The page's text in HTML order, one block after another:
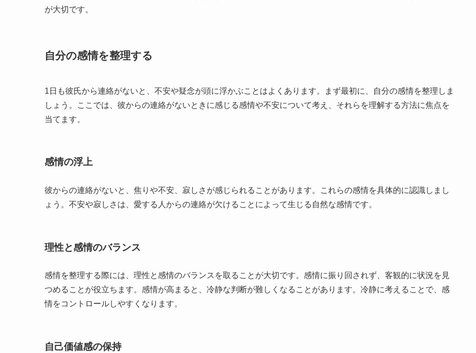
が大切です。
自分の感情を整理する
1日も彼氏から連絡がないと、不安や疑念が頭に浮かぶことはよくあります。まず最初に、自分の感情を整理しま
しょう。ここでは、彼からの連絡がないときに感じる感情や不安について考え、それらを理解する方法に焦点を
当てます。
感情の浮上
彼からの連絡がないと、焦りや不安、寂しさが感じられることがあります。これらの感情を具体的に認識しまし
ょう。不安や寂しさは、愛する人からの連絡が欠けることによって生じる自然な感情です。
理性と感情のバランス
感情を整理する際には、理性と感情のバランスを取ることが大切です。感情に振り回されず、客観的に状況を見
つめることが役立ちます。感情が高まると、冷静な判断が難しくなることがあります。冷静に考えることで、感
情をコントロールしやすくなります。
自己価値感の保持